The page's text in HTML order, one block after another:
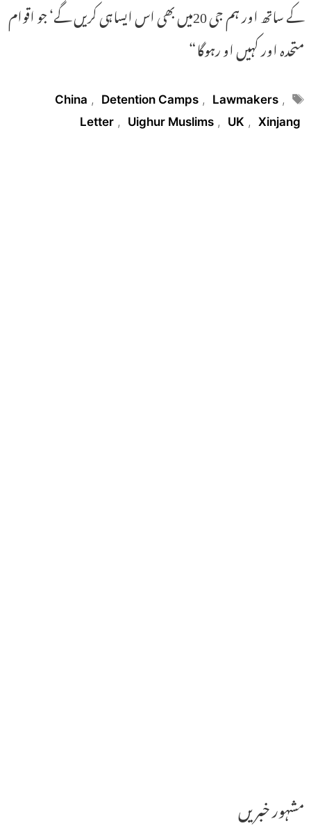
کے ساتھ اور ہم جی 20میں بھی اس ایساہی کریں گے‘ جو اقوام
متحدہ اور کہیں او رہوگا“
Tags
China , Detention Camps , Lawmakers ,
Letter , Uighur Muslims , UK , Xinjang
مشہور خبریں